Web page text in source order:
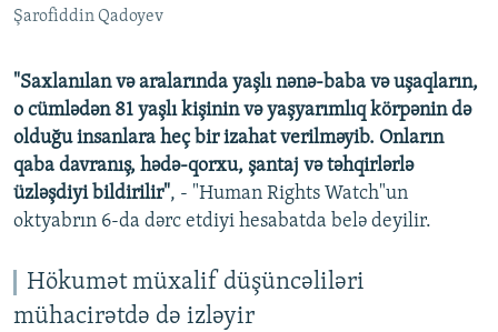
Şarofiddin Qadoyev
"Saxlanılan və aralarında yaşlı nənə-baba və uşaqların,
o cümlədən 81 yaşlı kişinin və yaşyarımlıq körpənin də
olduğu insanlara heç bir izahat verilməyib. Onların
qaba davranış, hədə-qorxu, şantaj və təhqirlərlə
üzləşdiyi bildirilir", - "Human Rights Watch"un
oktyabrın 6-da dərc etdiyi hesabatda belə deyilir.
Hökumət müxalif düşüncəliləri
mühacirətdə də izləyir